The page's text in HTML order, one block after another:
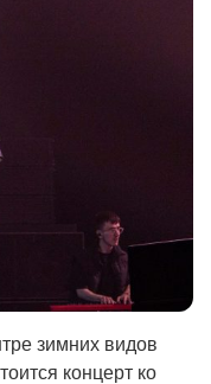
зимних видов
концерт ко